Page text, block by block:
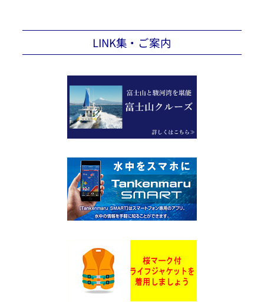
LINK集・ご案内